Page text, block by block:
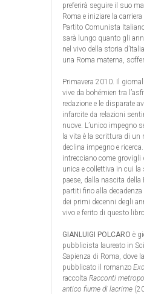
preferirà seguire il suo
Roma e iniziare la
Partito Comunista
sarà lungo quanto gli
nel vivo della storia
una Roma materna,
Primavera 2010. Il
vive da bohémien tra
redazione e le disparate
infarcite da relazioni
nuove. L’unico impegno
la vita è la scrittura di un
declina impegno e
intrecciano come grovigli
unica e collettiva in cui
paese, dalla nascita della
partiti fino alla
dei primi decenni degli
vivo e ferito di questo libro.
GIANLUIGI POLCARO è
pubblicista laureato in
Sapienza di Roma, dove
pubblicato il romanzo
raccolta Racconti
antico fiume di lacrime